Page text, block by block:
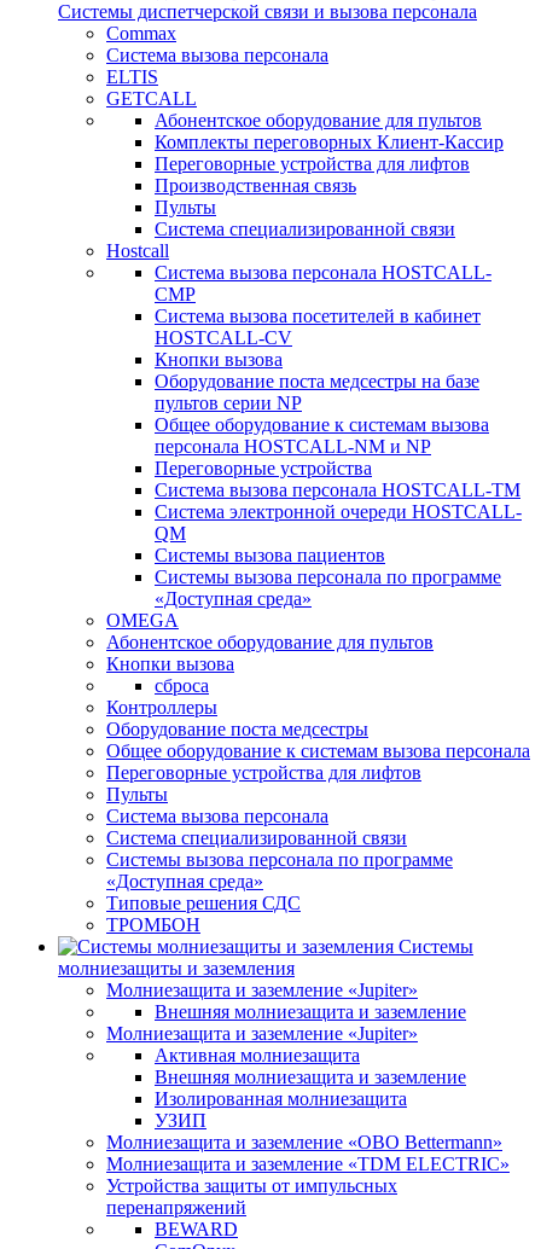
Системы диспетчерской связи и вызова персонала
Commax
Cистема вызова персонала
ELTIS
GETCALL
Абонентское оборудование для пультов
Комплекты переговорных Клиент-Кассир
Переговорные устройства для лифтов
Производственная связь
Пульты
Система специализированной связи
Hostcall
Cистема вызова персонала HOSTCALL-
CMP
Cистема вызова посетителей в кабинет
HOSTCALL-CV
Кнопки вызова
Оборудование поста медсестры на базе
пультов серии NP
Общее оборудование к системам вызова
персонала HOSTCALL-NM и NP
Переговорные устройства
Система вызова персонала HOSTCALL-TM
Система электронной очереди HOSTCALL-
QM
Системы вызова пациентов
Системы вызова персонала по программе
«Доступная среда»
OMEGA
Абонентское оборудование для пультов
Кнопки вызова
сброса
Контроллеры
Оборудование поста медсестры
Общее оборудование к системам вызова персонала
Переговорные устройства для лифтов
Пульты
Система вызова персонала
Система специализированной связи
Системы вызова персонала по программе
«Доступная среда»
Типовые решения СДС
ТРОМБОН
Системы
молниезащиты и заземления
Молниезащита и заземление «Jupiter»
Внешняя молниезащита и заземление
Молниезащита и заземление «Jupiter»
Активная молниезащита
Внешняя молниезащита и заземление
Изолированная молниезащита
УЗИП
Молниезащита и заземление «OBO Bettermann»
Молниезащита и заземление «TDM ЕLECTRIC»
Устройства защиты от импульсных
перенапряжений
BEWARD